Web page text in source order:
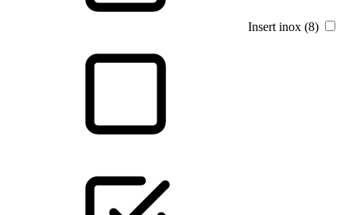
Insert inox (8)